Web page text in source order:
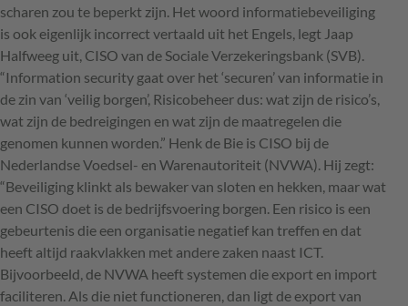
scharen zou te beperkt zijn. Het woord informatiebeveiliging
is ook eigenlijk incorrect vertaald uit het Engels, legt Jaap
Halfweeg uit, CISO van de Sociale Verzekeringsbank (SVB).
“Information security gaat over het ‘securen’ van informatie in
de zin van ‘veilig borgen’, Risicobeheer dus: wat zijn de risico’s,
wat zijn de bedreigingen en wat zijn de maatregelen die
genomen kunnen worden.” Henk de Bie is CISO bij de
Nederlandse Voedsel- en Warenautoriteit (NVWA). Hij zegt:
“Beveiliging klinkt als bewaker van sloten en hekken, maar wat
een CISO doet is de bedrijfsvoering borgen. Een risico is een
gebeurtenis die een organisatie negatief kan treffen en dat
heeft altijd raakvlakken met andere zaken naast ICT.
Bijvoorbeeld, de NVWA heeft systemen die export en import
faciliteren. Als die niet functioneren, dan ligt de export van